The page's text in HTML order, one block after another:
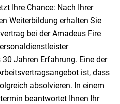
Ihre Chance: Nach Ihrer
Weiterbildung erhalten Sie
bei der Amadeus Fire
Jahren Erfahrung. Eine der
ist, dass
absolvieren. In einem
beantwortet Ihnen Ihr